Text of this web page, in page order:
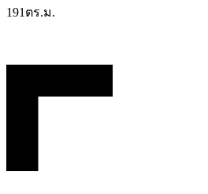
191 ตร.ม.